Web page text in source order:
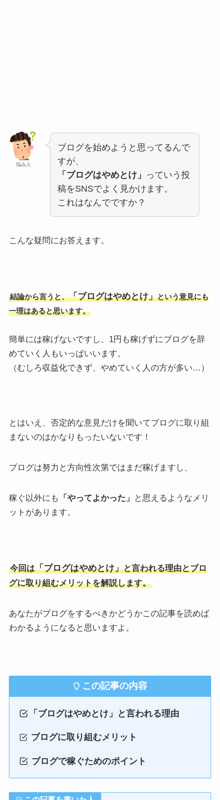
悩み人
ブログを始めようと思ってるんで
すが、
「ブログはやめとけ」 っていう投
稿をSNSでよく見かけます。
これはなんでですか？
こんな疑問にお答えます。
結論から言うと、「ブログはやめとけ」という意見にも
一理はあると思います。
簡単には稼げないですし、1円も稼げずにブログを辞
めていく人もいっぱいいます。
（むしろ収益化できず、やめていく人の方が多い…）
とはいえ、否定的な意見だけを聞いてブログに取り組
まないのはかなりもったいないです！
ブログは努力と方向性次第ではまだ稼げますし、
稼ぐ以外にも 「やってよかった」
と思えるようなメリ
ットがあります。
今回は「ブログはやめとけ」と言われる理由とブロ
グに取り組むメリットを解説します。
あなたがブログをするべきかどうかこの記事を読めば
わかるようになると思いますよ。
この記事の内容
「ブログはやめとけ」と言われる理由
ブログに取り組むメリット
ブログで稼ぐためのポイント